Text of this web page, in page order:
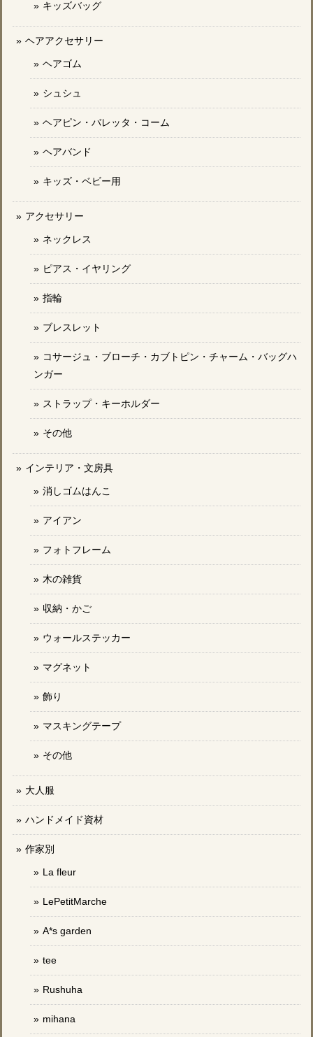
キッズバッグ
ヘアアクセサリー
ヘアゴム
シュシュ
ヘアピン・バレッタ・コーム
ヘアバンド
キッズ・ベビー用
アクセサリー
ネックレス
ピアス・イヤリング
指輪
ブレスレット
コサージュ・ブローチ・カブトピン・チャーム・バッグハ
ンガー
ストラップ・キーホルダー
その他
インテリア・文房具
消しゴムはんこ
アイアン
フォトフレーム
木の雑貨
収納・かご
ウォールステッカー
マグネット
飾り
マスキングテープ
その他
大人服
ハンドメイド資材
作家別
La fleur
LePetitMarche
A*s garden
tee
Rushuha
mihana